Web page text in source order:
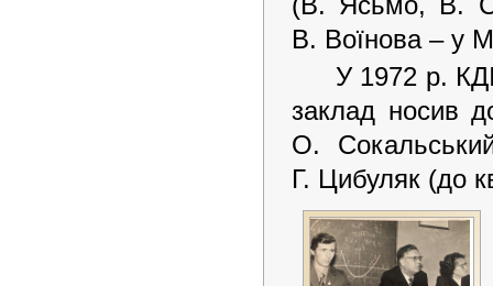
В. Воїнова – у
У 1972 р.
заклад носив
О.
Г. Цибуляк (до